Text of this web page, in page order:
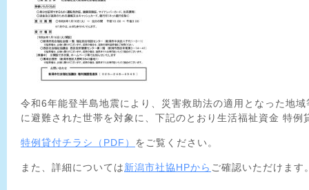
令和6年能登半島地震により、災害救助法の適用となった地
に避難された世帯を対象に、下記のとおり生活福祉資金 特例
特例貸付チラシ（PDF） をご覧ください。
また、詳細については新潟市社協HPから ご確認いただけます